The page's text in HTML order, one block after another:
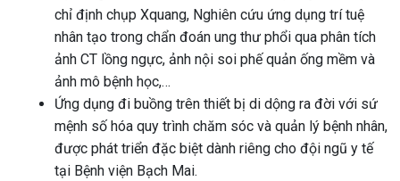
chỉ định chụp Xquang, Nghiên cứu ứng dụng trí tuệ
nhân tạo trong chẩn đoán ung thư phổi qua phân tích
ảnh CT lồng ngực, ảnh nội soi phế quản ống mềm và
ảnh mô bệnh học,…
Ứng dụng đi buồng trên thiết bị di dộng ra đời với sứ
mệnh số hóa quy trình chăm sóc và quản lý bệnh nhân,
được phát triển đặc biệt dành riêng cho đội ngũ y tế
tại Bệnh viện Bạch Mai.